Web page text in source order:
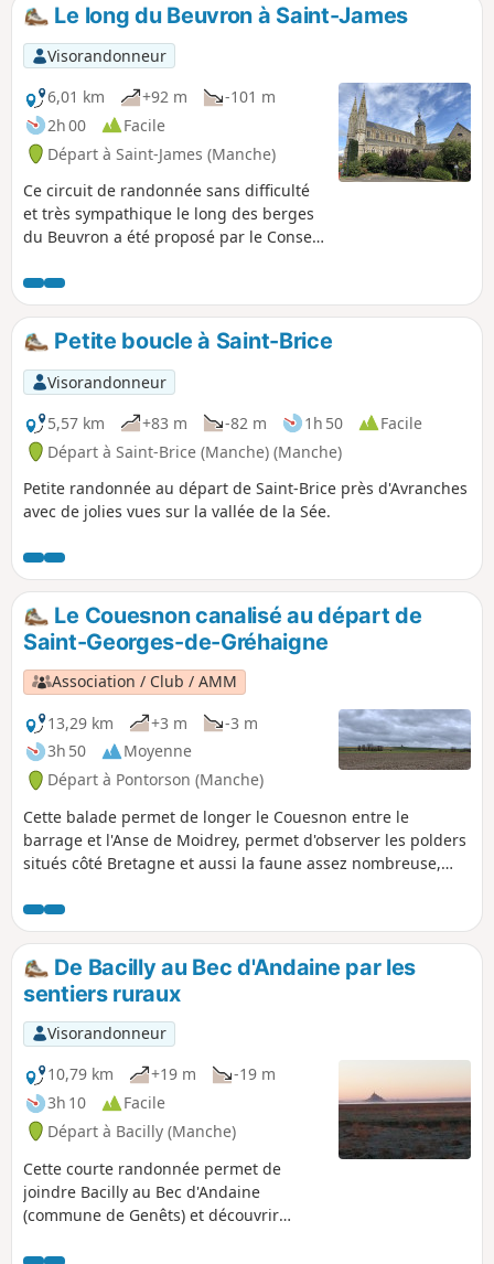
Le long du Beuvron à Saint-James
Visorandonneur
6,01 km
+92 m
-101 m
2h 00
Facile
Départ à Saint-James (Manche)
Ce circuit de randonnée sans difficulté
et très sympathique le long des berges
du Beuvron a été proposé par le Conseil
passe en outre à proximité du cimetière
militaire américain, permettant une
petite extension à la balade.
Petite boucle à Saint-Brice
Visorandonneur
5,57 km
+83 m -82 m 1h 50
Facile
Départ à Saint-Brice (Manche) (Manche)
Petite randonnée au départ de Saint-Brice près d'Avranches
avec de jolies vues sur la vallée de la Sée.
Le Couesnon canalisé au départ de
Saint-Georges-de-Gréhaigne
Association / Club / AMM
13,29 km
+3 m
-3 m
3h 50
Moyenne
Départ à Pontorson (Manche)
Cette balade permet de longer le Couesnon entre le
barrage et l'Anse de Moidrey, permet d'observer les polders
situés côté Bretagne et aussi la faune assez nombreuse,
nommé Lerra Fluvius, le Couesnon prend sa source dans la
commune de Saint-Pierre-des-Landes en Mayenne, à la
Fontaine de Couesnette à 200 mètres au-dessus du niveau
de la mer. Le Couesnon est canalisé en 1867, les bateaux
remontent le fleuve jusqu'au port de Pontorson. Le premier
barrage édifié en 1969 avait pour objectif de stopper la
remontée de la marée dans le lit du fleuve, qui à forts
coefficients provoquaient des inondations. Il est démoli en
2008 et remplacé par le Barrage du Couesnon dans le cadre
de l'opération de rétablissement du caractère maritime du
Mont-Saint-Michel.
De Bacilly au Bec d'Andaine par les
sentiers ruraux
Visorandonneur
10,79 km
+19 m
-19 m
3h 10
Facile
Départ à Bacilly (Manche)
Cette courte randonnée permet de
joindre Bacilly au Bec d'Andaine
(commune de Genêts) et découvrir